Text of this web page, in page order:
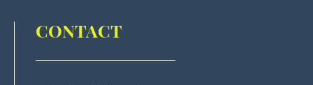
CONTACT